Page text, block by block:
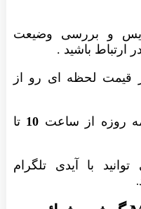
و بررسی وضیعت
ارتباط باشید .
قیمت لحظه ای رو از
روزه از ساعت 10 تا
با آیدی تلگرام
.